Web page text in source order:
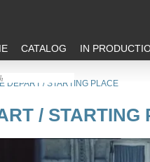
CATALOG IN
DEPART / STARTING PLACE
/ STARTING